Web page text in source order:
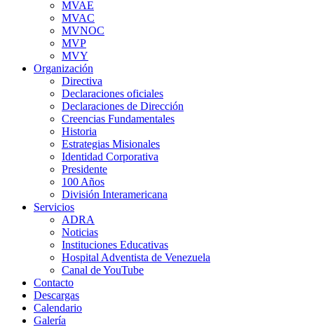
MVAE
MVAC
MVNOC
MVP
MVY
Organización
Directiva
Declaraciones oficiales
Declaraciones de Dirección
Creencias Fundamentales
Historia
Estrategias Misionales
Identidad Corporativa
Presidente
100 Años
División Interamericana
Servicios
ADRA
Noticias
Instituciones Educativas
Hospital Adventista de Venezuela
Canal de YouTube
Contacto
Descargas
Calendario
Galería